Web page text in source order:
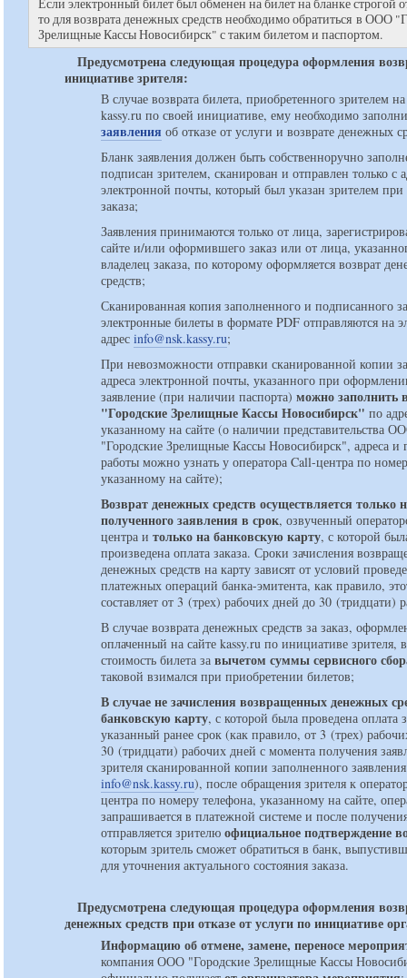
Если электронный билет был обменен на билет на бланке строгой
то для возврата денежных средств необходимо обратиться в ООО
Зрелищные Кассы Новосибирск" с таким билетом и паспортом.
Предусмотрена следующая процедура оформления
инициативе зрителя:
В случае возврата билета, приобретенного зрителем
kassy.ru по своей инициативе, ему необходимо
заявления об отказе от услуги и возврате денежных
Бланк заявления должен быть собственноручно
подписан зрителем, сканирован и отправлен только с
электронной почты, который был указан зрителем
заказа;
Заявления принимаются только от лица,
сайте и/или оформившего заказ или от лица,
владелец заказа, по которому оформляется возврат
средств;
Сканированная копия заполненного и подписанного
электронные билеты в формате PDF отправляются на
адресinfo@nsk.kassy.ru;
При невозможности отправки сканированной копии
адреса электронной почты, указанного при
заявление (при наличии паспорта)можно
"Городские Зрелищные Кассы Новосибирск" по
указанному на сайте (о наличии представительства
"Городские Зрелищные Кассы Новосибирск", адреса и
работы можно узнать у оператора Call-центра по
указанному на сайте);
Возврат денежных средств осуществляется только
полученного заявления в срок, озвученный
центра итолько на банковскую карту, с которой
произведена оплата заказа. Сроки зачисления
денежных средств на карту зависят от условий
платежных операций банка-эмитента, как правило,
составляет от 3 (трех) рабочих дней до 30 (тридцати)
В случае возврата денежных средств за заказ,
оплаченный на сайте kassy.ru по инициативе зрителя,
стоимость билета завычетом суммы сервисного
таковой взимался при приобретении билетов;
В случае не зачисления возвращенных денежных
банковскую карту, с которой была проведена оплата
указанный ранее срок (как правило, от 3 (трех)
30 (тридцати) рабочих дней с момента получения
зрителя сканированной копии заполненного
info@nsk.kassy.ru), после обращения зрителя к
центра по номеру телефона, указанному на сайте,
запрашивается в платежной системе и после
отправляется зрителю официальное подтверждение
которым зритель сможет обратиться в банк,
для уточнения актуального состояния заказа.
Предусмотрена следующая процедура оформления
денежных средств при отказе от услуги по инициативе
Информацию об отмене, замене, переносе
компания ООО "Городские Зрелищные Кассы